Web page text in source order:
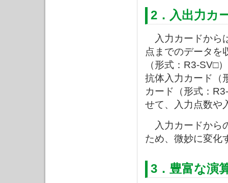
2．入出力カ
入力カードから
点までのデータを
（形式：R3-SV□
抗体入力カード（
カード（形式：
せて、入力点数や
入力カードから
ため、微妙に変化
3．豊富な演